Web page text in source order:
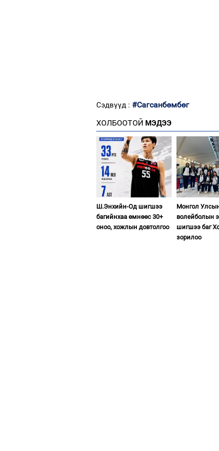
Сэдвүүд : #Сагсанбөмбөг
ХОЛБООТОЙ МЭДЭЭ
Ш.Энхийн-Од шигшээ
багийнхаа өмнөөс 30+
оноо, хожлын довтолгоо
Монгол
волейболын
шигшээ баг
зорилоо